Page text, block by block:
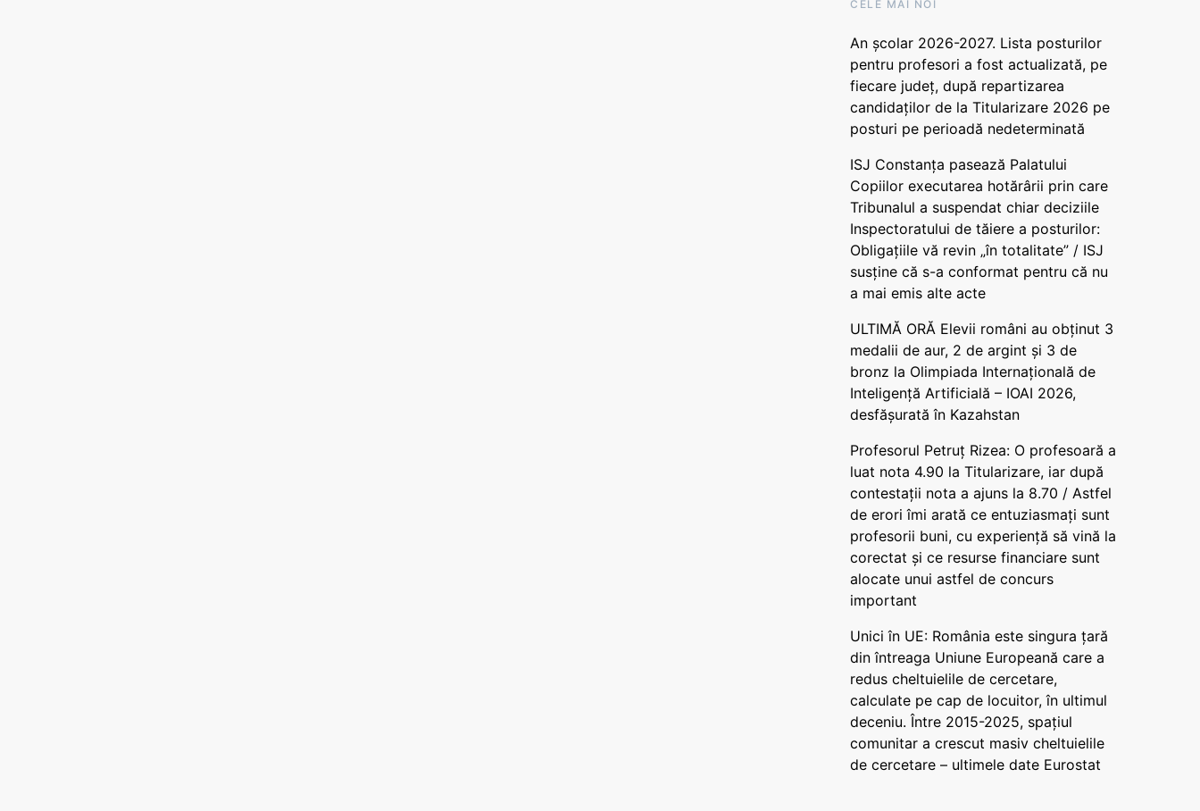
CELE MAI NOI
An școlar 2026-2027. Lista posturilor
pentru profesori a fost actualizată, pe
fiecare județ, după repartizarea
candidaților de la Titularizare 2026 pe
posturi pe perioadă nedeterminată
ISJ Constanța pasează Palatului
Copiilor executarea hotărârii prin care
Tribunalul a suspendat chiar deciziile
Inspectoratului de tăiere a posturilor:
Obligațiile vă revin „în totalitate” / ISJ
susține că s-a conformat pentru că nu
a mai emis alte acte
ULTIMĂ ORĂ Elevii români au obținut 3
medalii de aur, 2 de argint și 3 de
bronz la Olimpiada Internațională de
Inteligență Artificială – IOAI 2026,
desfășurată în Kazahstan
Profesorul Petruț Rizea: O profesoară a
luat nota 4.90 la Titularizare, iar după
contestații nota a ajuns la 8.70 / Astfel
de erori îmi arată ce entuziasmați sunt
profesorii buni, cu experiență să vină la
corectat și ce resurse financiare sunt
alocate unui astfel de concurs
important
Unici în UE: România este singura țară
din întreaga Uniune Europeană care a
redus cheltuielile de cercetare,
calculate pe cap de locuitor, în ultimul
deceniu. Între 2015-2025, spațiul
comunitar a crescut masiv cheltuielile
de cercetare – ultimele date Eurostat